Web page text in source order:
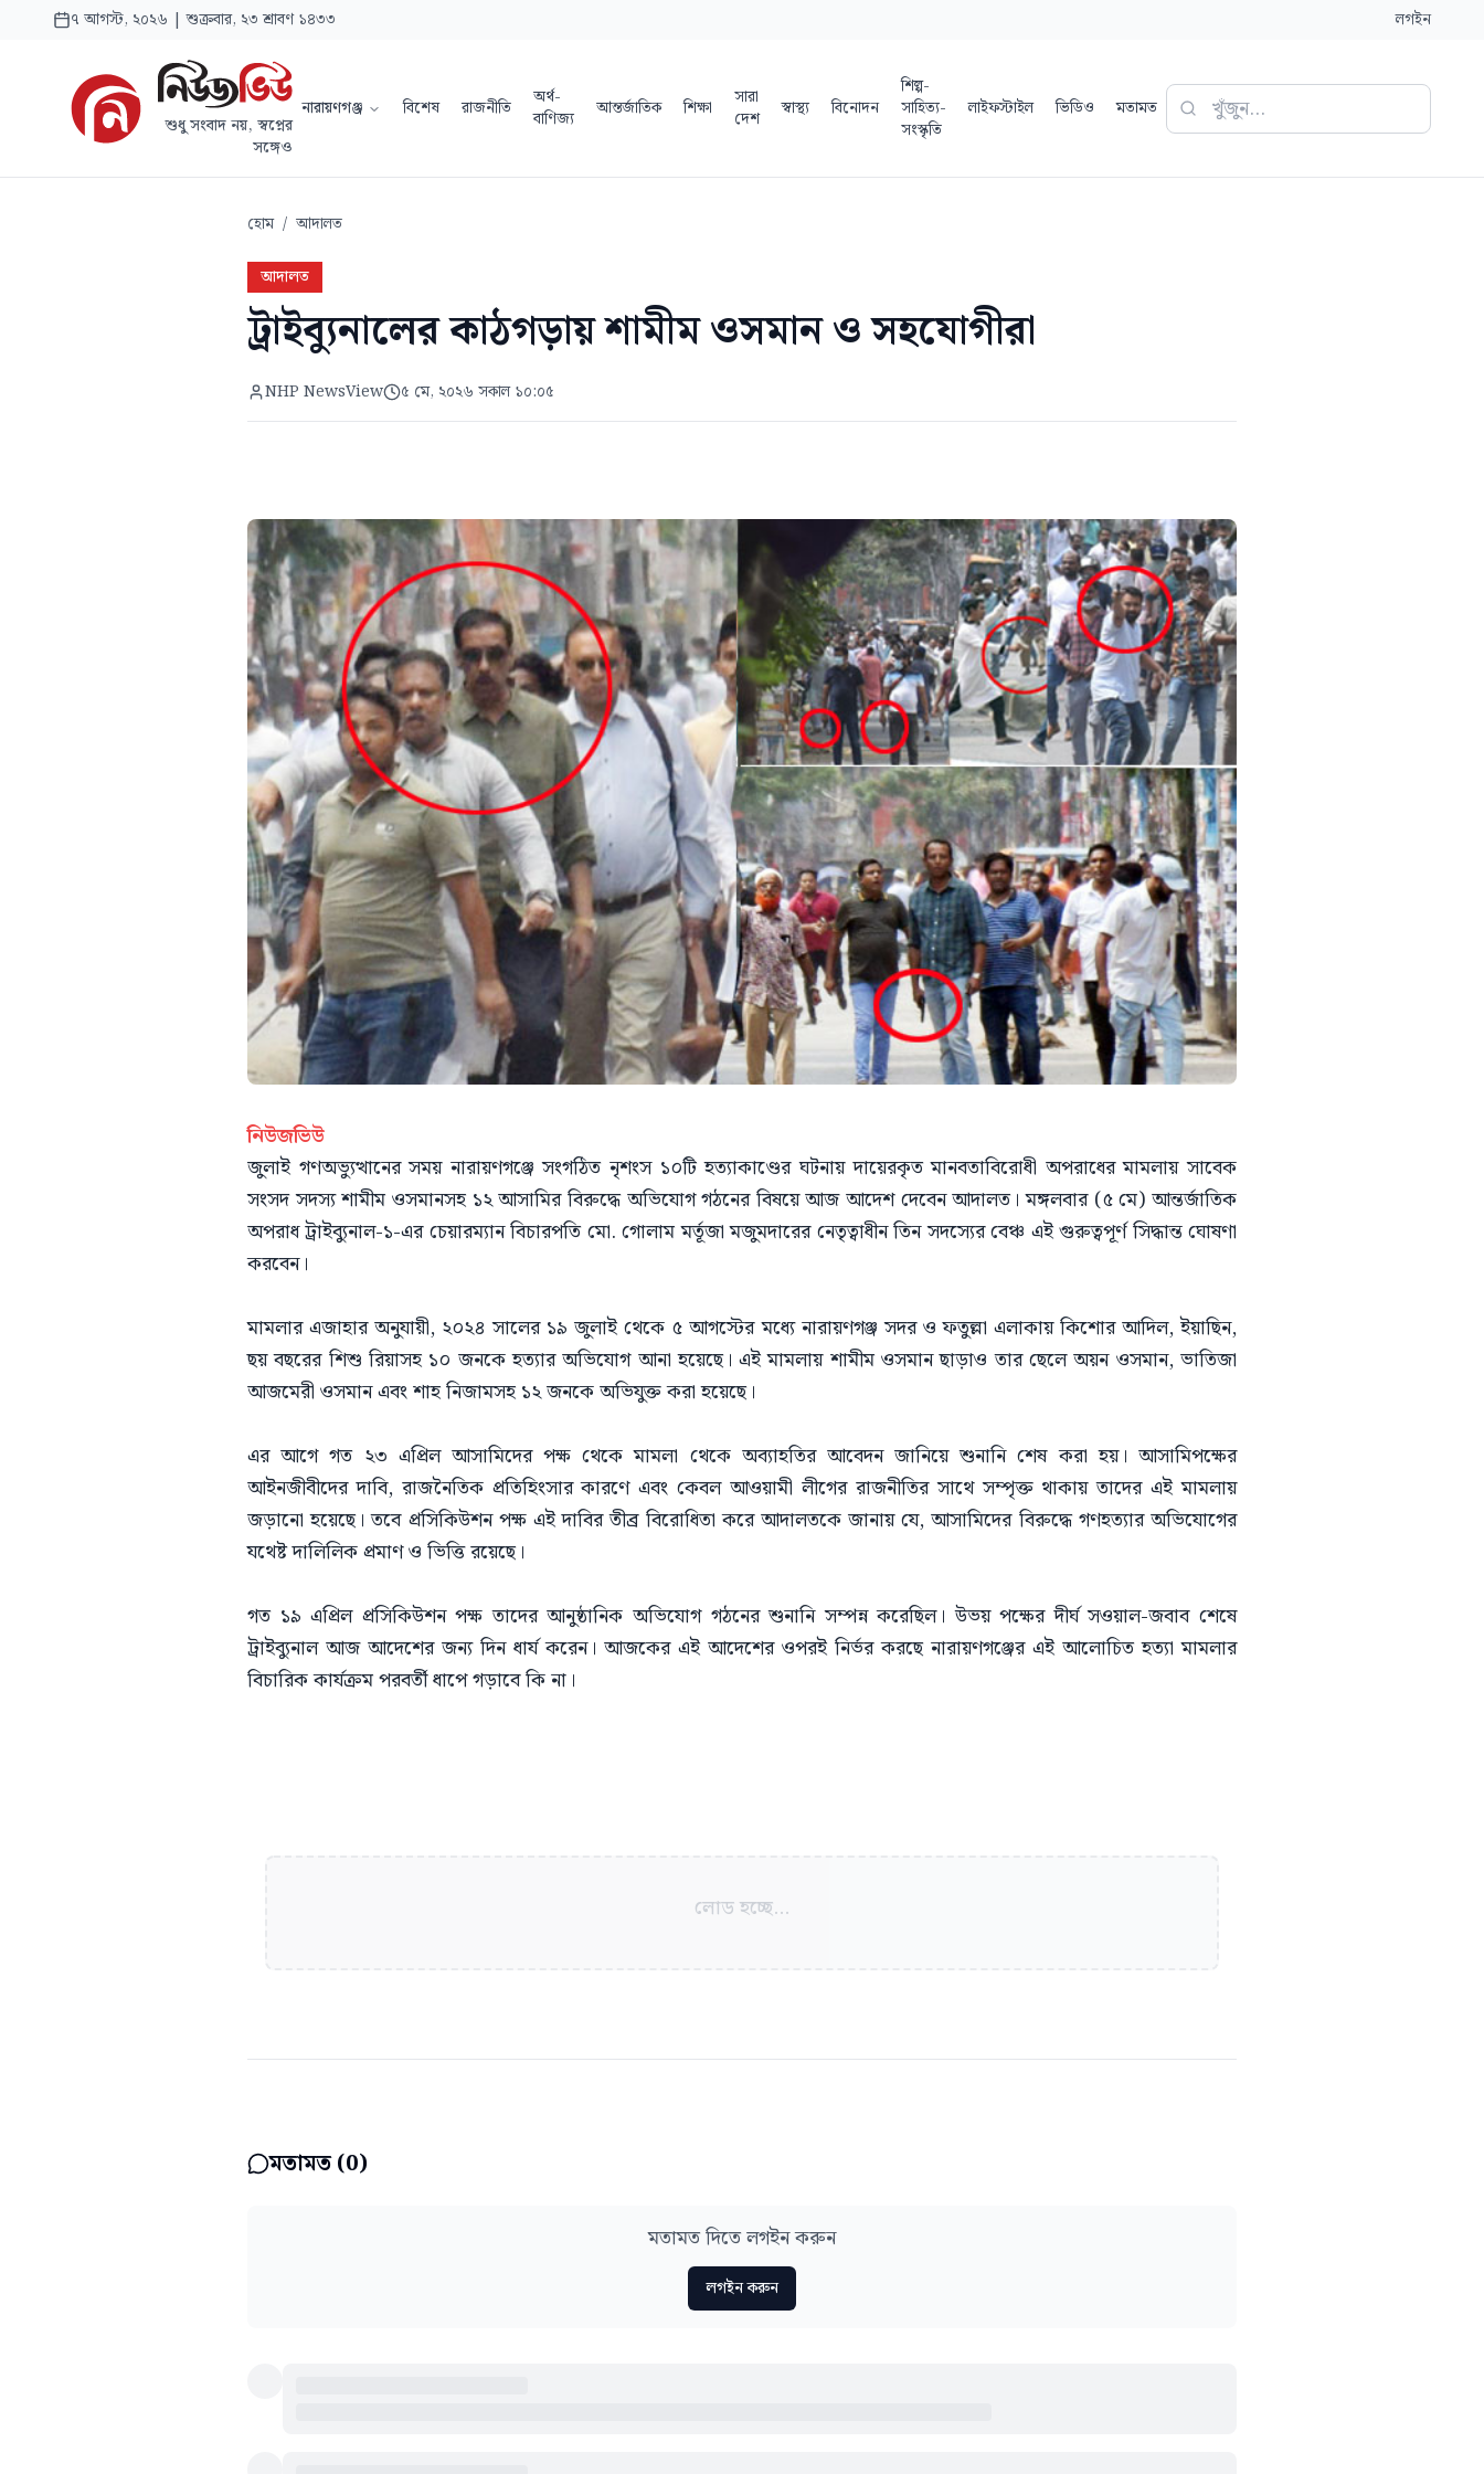
৭ আগস্ট, ২০২৬ | শুক্রবার, ২৩ শ্রাবণ ১৪৩৩ লগইন
শুধু সংবাদ নয়, স্বপ্নের
সঙ্গেও
নারায়ণগঞ্জ বিশেষ রাজনীতি
অর্থ-
বাণিজ্য
আন্তর্জাতিক শিক্ষা
সারা
দেশ
স্বাস্থ্য বিনোদন
শিল্প-
সাহিত্য-
সংস্কৃতি
লাইফস্টাইল ভিডিও মতামত
হোম / আদালত
আদালত
ট্রাইব্যুনালের কাঠগড়ায় শামীম ওসমান ও সহযোগীরা
NHP NewsView ৫ মে, ২০২৬ সকাল ১০:০৫
নিউজভিউ
জুলাই গণঅভ্যুত্থানের সময় নারায়ণগঞ্জে সংগঠিত নৃশংস ১০টি হত্যাকাণ্ডের ঘটনায় দায়েরকৃত মানবতাবিরোধী অপরাধের মামলায় সাবেক
সংসদ সদস্য শামীম ওসমানসহ ১২ আসামির বিরুদ্ধে অভিযোগ গঠনের বিষয়ে আজ আদেশ দেবেন আদালত। মঙ্গলবার (৫ মে) আন্তর্জাতিক
অপরাধ ট্রাইব্যুনাল-১-এর চেয়ারম্যান বিচারপতি মো. গোলাম মর্তূজা মজুমদারের নেতৃত্বাধীন তিন সদস্যের বেঞ্চ এই গুরুত্বপূর্ণ সিদ্ধান্ত ঘোষণা
করবেন।
মামলার এজাহার অনুযায়ী, ২০২৪ সালের ১৯ জুলাই থেকে ৫ আগস্টের মধ্যে নারায়ণগঞ্জ সদর ও ফতুল্লা এলাকায় কিশোর আদিল, ইয়াছিন,
ছয় বছরের শিশু রিয়াসহ ১০ জনকে হত্যার অভিযোগ আনা হয়েছে। এই মামলায় শামীম ওসমান ছাড়াও তার ছেলে অয়ন ওসমান, ভাতিজা
আজমেরী ওসমান এবং শাহ নিজামসহ ১২ জনকে অভিযুক্ত করা হয়েছে।
এর আগে গত ২৩ এপ্রিল আসামিদের পক্ষ থেকে মামলা থেকে অব্যাহতির আবেদন জানিয়ে শুনানি শেষ করা হয়। আসামিপক্ষের
আইনজীবীদের দাবি, রাজনৈতিক প্রতিহিংসার কারণে এবং কেবল আওয়ামী লীগের রাজনীতির সাথে সম্পৃক্ত থাকায় তাদের এই মামলায়
জড়ানো হয়েছে। তবে প্রসিকিউশন পক্ষ এই দাবির তীব্র বিরোধিতা করে আদালতকে জানায় যে, আসামিদের বিরুদ্ধে গণহত্যার অভিযোগের
যথেষ্ট দালিলিক প্রমাণ ও ভিত্তি রয়েছে।
গত ১৯ এপ্রিল প্রসিকিউশন পক্ষ তাদের আনুষ্ঠানিক অভিযোগ গঠনের শুনানি সম্পন্ন করেছিল। উভয় পক্ষের দীর্ঘ সওয়াল-জবাব শেষে
ট্রাইব্যুনাল আজ আদেশের জন্য দিন ধার্য করেন। আজকের এই আদেশের ওপরই নির্ভর করছে নারায়ণগঞ্জের এই আলোচিত হত্যা মামলার
বিচারিক কার্যক্রম পরবর্তী ধাপে গড়াবে কি না।
লোড হচ্ছে...
মতামত (0)
মতামত দিতে লগইন করুন
লগইন করুন